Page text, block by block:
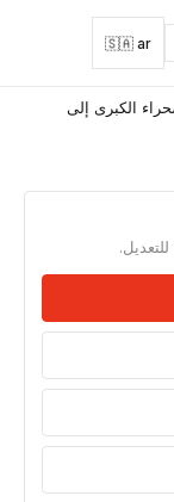
🇸🇦 ar
الكبرى إلى